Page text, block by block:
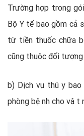
Trường hợp trong
Bộ Y tế bao gồm cả
từ tiền thuốc chữa
cũng thuộc đối
b) Dịch vụ thú y
phòng bệnh cho vật